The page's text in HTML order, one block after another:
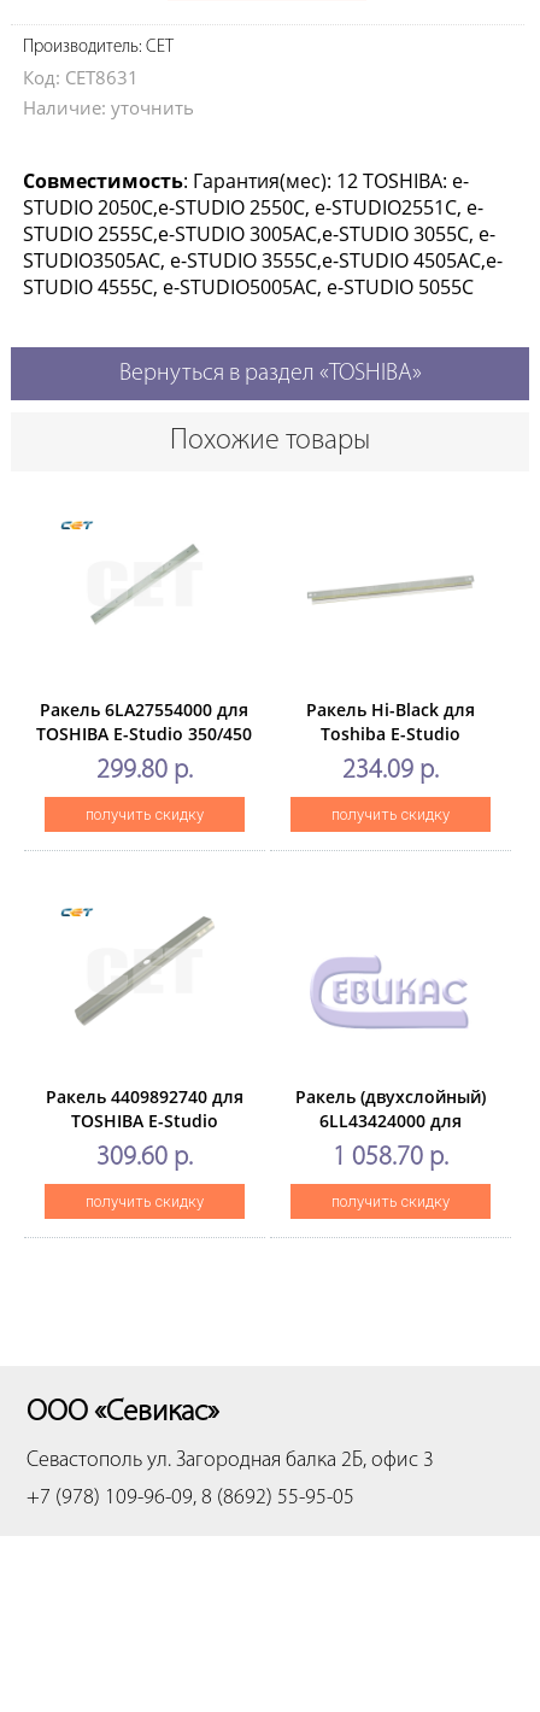
Производитель: CET
Код: CET8631
Наличие: уточнить
Совместимость: Гарантия(мес): 12 TOSHIBA: e-
STUDIO 2050C,e-STUDIO 2550C, e-STUDIO2551C, e-
STUDIO 2555C,e-STUDIO 3005AC,e-STUDIO 3055C, e-
STUDIO3505AC, e-STUDIO 3555C,e-STUDIO 4505AC,e-
STUDIO 4555C, e-STUDIO5005AC, e-STUDIO 5055C
Вернуться в раздел «TOSHIBA»
Похожие товары
Ракель 6LA27554000 для
TOSHIBA E-Studio 350/450
(CET),CET4670
299.80 р.
получить скидку
Ракель Hi-Black для
Toshiba E-Studio
163/230/280
234.09 р.
получить скидку
Ракель 4409892740 для
TOSHIBA E-Studio
550/650/810 (CET),CET4586
309.60 р.
получить скидку
Ракель (двухслойный)
6LL43424000 для
TOSHIBA E-
Studio3025AC/3525AC/4525AC
(CET), CET281113
1 058.70 р.
получить скидку
ООО «Севикас»
Севастополь ул. Загородная балка 2Б, офис 3
+7 (978) 109-96-09, 8 (8692) 55-95-05